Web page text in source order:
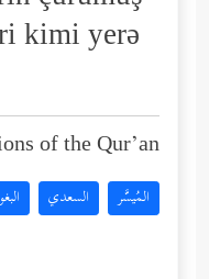
kimi yerə
of the Qur’an:
المُيسَّر السعدي